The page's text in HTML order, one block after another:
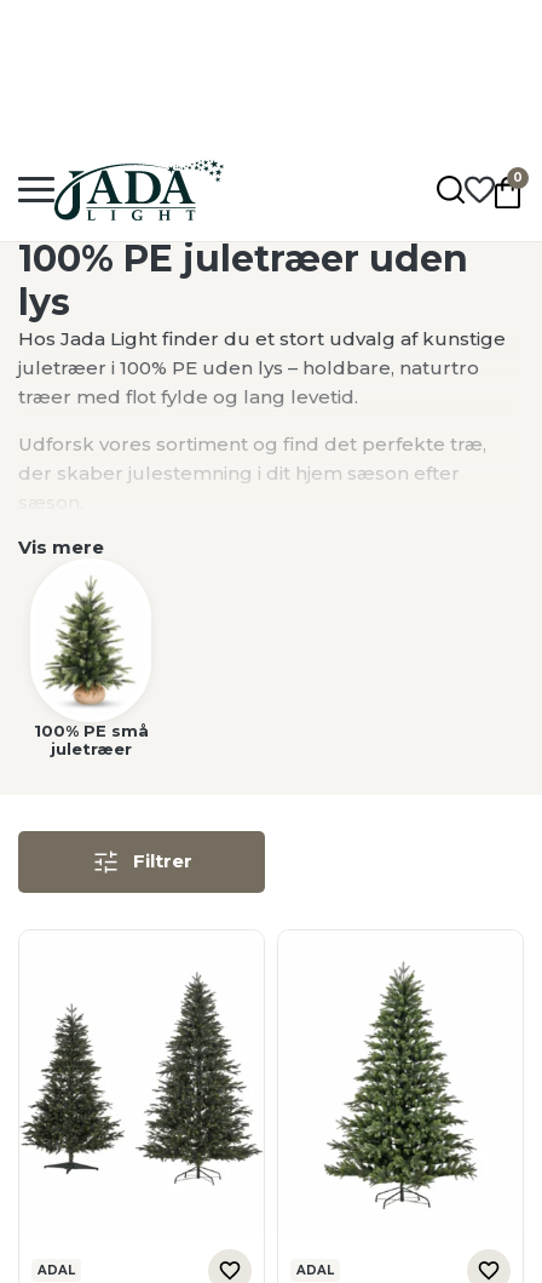
Jadalight•Produkter•Jul•Juletræer 100% PE
100% PE juletræer uden
lys
Hos Jada Light finder du et stort udvalg af kunstige
juletræer i 100% PE uden lys – holdbare, naturtro
træer med flot fylde og lang levetid.
Udforsk vores sortiment og find det perfekte træ,
der skaber julestemning i dit hjem sæson efter
Vis mere
100% PE små
juletræer
Filtrer
ADAL ADAL